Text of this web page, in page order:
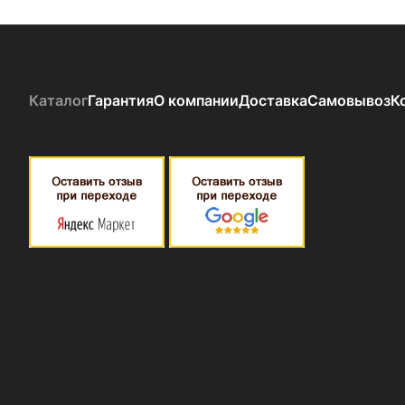
КаталогГарантияО компанииДоставкаСамовывоз